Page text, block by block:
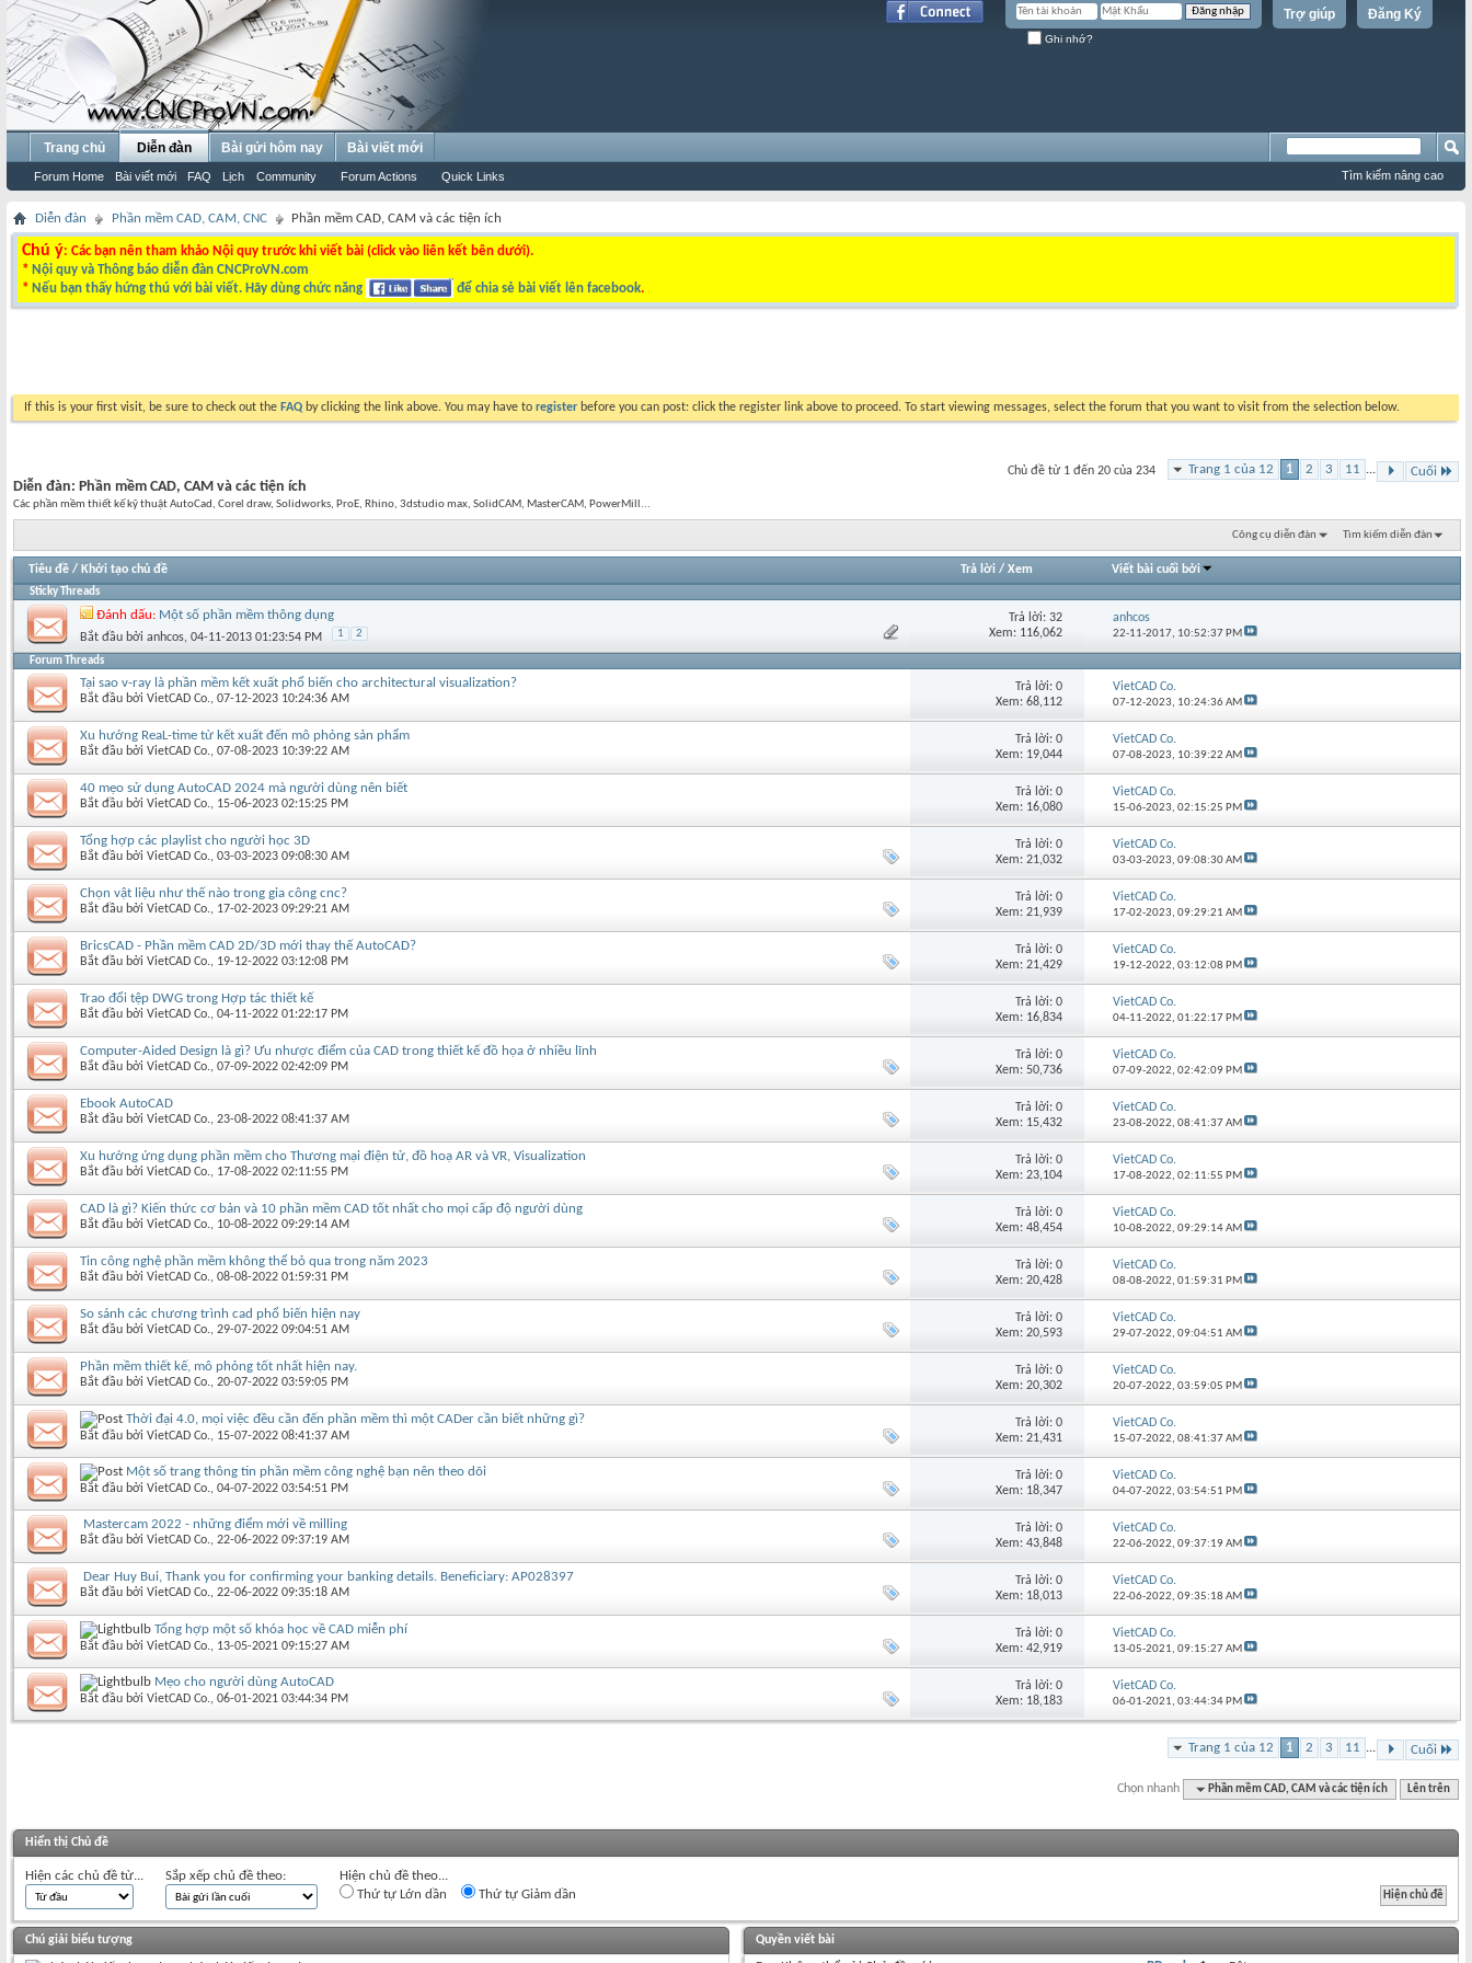
Đăng Ký
Trợ giúp
Ghi nhớ?
Trang chủ Diễn đàn
Forum Home Bài viết mới FAQ Lịch Community Forum Actions Quick Links
Bài gửi hôm nay Bài viết mới
Tìm kiếm nâng cao
Diễn đàn Phần mềm CAD, CAM, CNC Phần mềm CAD, CAM và các tiện ích
Chú ý: Các bạn nên tham khảo Nội quy trước khi viết bài (click vào liên kết bên dưới).
* Nội quy và Thông báo diễn đàn CNCProVN.com
* Nếu bạn thấy hứng thú với bài viết. Hãy dùng chức năng để chia sẻ bài viết lên facebook.
If this is your first visit, be sure to check out the FAQ by clicking the link above. You may have to register before you can post: click the register link above to proceed. To start viewing messages, select the forum that you want to visit from the selection below.
Trang 1 của 12 1 2 3 11 ... Cuối
Chủ đề từ 1 đến 20 của 234
Diễn đàn: Phần mềm CAD, CAM và các tiện ích
Các phần mềm thiết kế kỹ thuật AutoCad, Corel draw, Solidworks, ProE, Rhino, 3dstudio max, SolidCAM, MasterCAM, PowerMill...
Công cụ diễn đàn Tìm kiếm diễn đàn
Tiêu đề / Khởi tạo chủ đề Trả lời/ Xem Viết bài cuối bởi
Sticky Threads
Đánh dấu: Một số phần mềm thông dụng
Bắt đầu bởi anhcos‎, 04-11-2013 01:23:54 PM 1 2
Trả lời: 32
Xem: 116,062
anhcos
22-11-2017, 10:52:37 PM
Forum Threads
Tại sao v-ray là phần mềm kết xuất phổ biến cho architectural visualization?
Bắt đầu bởi VietCAD Co.‎, 07-12-2023 10:24:36 AM
Trả lời: 0
Xem: 68,112
VietCAD Co.
07-12-2023, 10:24:36 AM
Xu hướng ReaL-time từ kết xuất đến mô phỏng sản phẩm
Bắt đầu bởi VietCAD Co.‎, 07-08-2023 10:39:22 AM
Trả lời: 0
Xem: 19,044
VietCAD Co.
07-08-2023, 10:39:22 AM
40 mẹo sử dụng AutoCAD 2024 mà người dùng nên biết
Bắt đầu bởi VietCAD Co.‎, 15-06-2023 02:15:25 PM
Trả lời: 0
Xem: 16,080
VietCAD Co.
15-06-2023,02:15:25 PM
Tổng hợp các playlist cho người học 3D
Bắt đầu bởi VietCAD Co.‎, 03-03-2023 09:08:30 AM
Trả lời: 0
Xem: 21,032
VietCAD Co.
03-03-2023,09:08:30 AM
Chọn vật liệu như thế nào trong gia công cnc?
Bắt đầu bởi VietCAD Co.‎, 17-02-2023 09:29:21 AM
Trả lời: 0
Xem: 21,939
VietCAD Co.
17-02-2023,09:29:21 AM
BricsCAD - Phần mềm CAD 2D/3D mới thay thế AutoCAD?
Bắt đầu bởi VietCAD Co.‎, 19-12-2022 03:12:08 PM
Trả lời: 0
Xem: 21,429
VietCAD Co.
19-12-2022,03:12:08 PM
Trao đổi tệp DWG trong Hợp tác thiết kế
Bắt đầu bởi VietCAD Co.‎, 04-11-2022 01:22:17 PM
Trả lời: 0
Xem: 16,834
VietCAD Co.
04-11-2022,01:22:17 PM
Computer-Aided Design là gì? Ưu nhược điểm của CAD trong thiết kế đồ họa ở nhiều lĩnh
Bắt đầu bởi VietCAD Co.‎, 07-09-2022 02:42:09 PM
Trả lời: 0
Xem: 50,736
VietCAD Co.
07-09-2022,02:42:09 PM
Ebook AutoCAD
Bắt đầu bởi VietCAD Co.‎, 23-08-2022 08:41:37 AM
Trả lời: 0
Xem: 15,432
VietCAD Co.
23-08-2022,08:41:37 AM
Xu hướng ứng dụng phần mềm cho Thương mại điện tử, đồ hoạ AR và VR, Visualization
Bắt đầu bởi VietCAD Co.‎, 17-08-2022 02:11:55 PM
Trả lời: 0
Xem: 23,104
VietCAD Co.
17-08-2022,02:11:55 PM
CAD là gì? Kiến thức cơ bản và 10 phần mềm CAD tốt nhất cho mọi cấp độ người dùng
Bắt đầu bởi VietCAD Co.‎, 10-08-2022 09:29:14 AM
Trả lời: 0
Xem: 48,454
VietCAD Co.
10-08-2022,09:29:14 AM
Tin công nghệ phần mềm không thể bỏ qua trong năm 2023
Bắt đầu bởi VietCAD Co.‎, 08-08-2022 01:59:31 PM
Trả lời: 0
Xem: 20,428
VietCAD Co.
08-08-2022,01:59:31 PM
So sánh các chương trình cad phổ biến hiện nay
Bắt đầu bởi VietCAD Co.‎, 29-07-2022 09:04:51 AM
Trả lời: 0
Xem: 20,593
VietCAD Co.
29-07-2022,09:04:51 AM
Phần mềm thiết kế, mô phỏng tốt nhất hiện nay.
Bắt đầu bởi VietCAD Co.‎, 20-07-2022 03:59:05 PM
Trả lời: 0
Xem: 20,302
VietCAD Co.
20-07-2022,03:59:05 PM
Thời đại 4.0, mọi việc đều cần đến phần mềm thì một CADer cần biết những gì?
Bắt đầu bởi VietCAD Co.‎, 15-07-2022 08:41:37 AM
Trả lời: 0
Xem: 21,431
VietCAD Co.
15-07-2022,08:41:37 AM
Một số trang thông tin phần mềm công nghệ bạn nên theo dõi
Bắt đầu bởi VietCAD Co.‎, 04-07-2022 03:54:51 PM
Trả lời: 0
Xem: 18,347
VietCAD Co.
04-07-2022,03:54:51 PM
Mastercam 2022 - những điểm mới về milling
Bắt đầu bởi VietCAD Co.‎, 22-06-2022 09:37:19 AM
Trả lời: 0
Xem: 43,848
VietCAD Co.
22-06-2022,09:37:19 AM
Dear Huy Bui, Thank you for confirming your banking details. Beneficiary: AP028397
Bắt đầu bởi VietCAD Co.‎, 22-06-2022 09:35:18 AM
Trả lời: 0
Xem: 18,013
VietCAD Co.
22-06-2022,09:35:18 AM
Tổng hợp một số khóa học về CAD miễn phí
Bắt đầu bởi VietCAD Co.‎, 13-05-2021 09:15:27 AM
Trả lời: 0
Xem: 42,919
VietCAD Co.
13-05-2021,09:15:27 AM
Mẹo cho người dùng AutoCAD
Bắt đầu bởi VietCAD Co.‎, 06-01-2021 03:44:34 PM
Trả lời: 0
Xem: 18,183
VietCAD Co.
06-01-2021,03:44:34 PM
Trang 1 của 12 1 2 3 11 ... Cuối
Chọn nhanh Phần mềm CAD, CAM và các tiện ích Lên trên
Hiển thị Chủ đề
Hiện các chủ đề từ... Sắp xếp chủ đề theo:
Hiện chủ đề theo...
Thứ tự Lớn dần
Thứ tự Giảm dần
Chú giải biểu tượng Quyền viết bài